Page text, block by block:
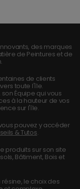
des marques
de Peintures et de
de clients
toute l'île.
Équipe qui vous
à la hauteur de vos
sur l'île.
pouvez y accéder
& Tutos.
produits sur son site
Bâtiment, Bois et
le choix des